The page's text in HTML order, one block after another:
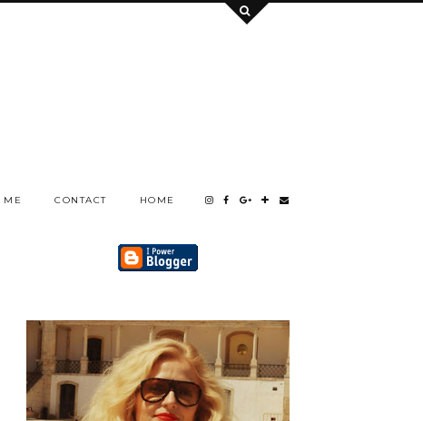
ME CONTACT HOME